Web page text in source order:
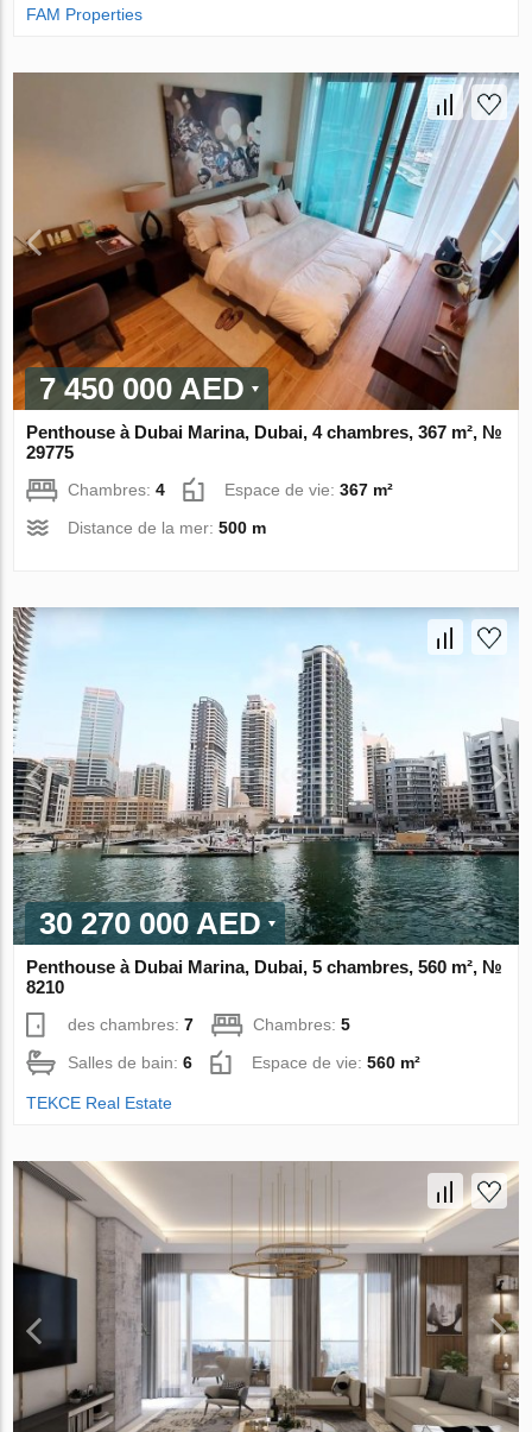
FAM Properties
7 450 000 AED
Penthouse à Dubai Marina, Dubai, 4 chambres, 367 m², №
29775
Chambres:4 Espace de vie:367 m²
Distance de la mer:500 m
30 270 000 AED
Penthouse à Dubai Marina, Dubai, 5 chambres, 560 m², №
8210
des chambres:7 Chambres:5
Salles de bain:6 Espace de vie:560 m²
TEKCE Real Estate